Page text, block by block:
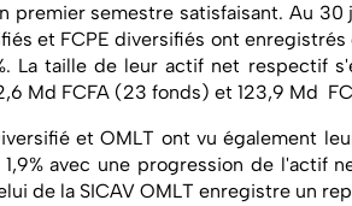
premier semestre satisfaisant. Au 30
et FCPE diversifiés ont
La taille de leur actif net respectif
Md FCFA (23 fonds) et 123,9 Md
et OMLT ont vu également
avec une progression de l'actif
de la SICAV OMLT enregistre un